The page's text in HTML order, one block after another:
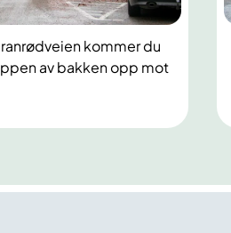
kommer du
av bakken opp mot